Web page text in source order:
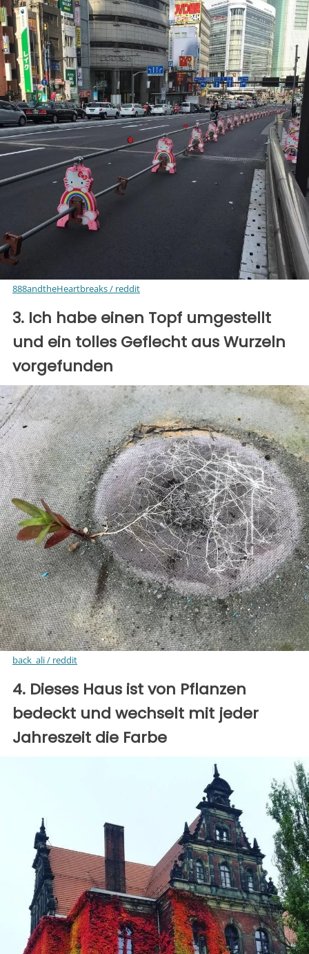
888andtheHeartbreaks / reddit
3. Ich habe einen Topf umgestellt
und ein tolles Geflecht aus Wurzeln
vorgefunden
back_ali / reddit
4. Dieses Haus ist von Pflanzen
bedeckt und wechselt mit jeder
Jahreszeit die Farbe